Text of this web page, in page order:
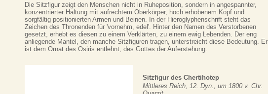
Die Sitzfigur zeigt den Menschen nicht in Ruheposition, sondern in angespannter,
konzentrierter Haltung mit aufrechtem Oberkörper, hoch erhobenem Kopf und
sorgfältig positionierten Armen und Beinen. In der Hieroglyphenschrift steht das
Zeichen des Thronenden für 'vornehm, edel'. Hinter den Namen des Verstorbenen
gesetzt, erhebt es diesen zu einem Verklärten, zu einem ewig Lebenden. Der eng
anliegende Mantel, den manche Sitzfiguren tragen, unterstreicht diese Bedeutung. Er
ist dem Ornat des Osiris entlehnt, des Gottes der Auferstehung.
Sitzfigur des Chertihotep
Mittleres Reich, 12. Dyn., um 1800 v. Chr.